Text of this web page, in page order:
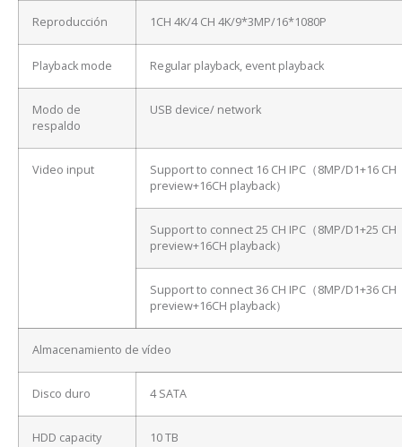
Reproducción 1CH 4K/4 CH 4K/9*3MP/16*1080P
Playback mode Regular playback, event playback
Modo de
respaldo
USB device/ network
Video input
Support to connect 16 CH IPC（8MP/D1+16 CH
preview+16CH playback）
Support to connect 25 CH IPC（8MP/D1+25 CH
preview+16CH playback）
Support to connect 36 CH IPC（8MP/D1+36 CH
preview+16CH playback）
Almacenamiento de vídeo
Disco duro 4 SATA
HDD capacity 10 TB